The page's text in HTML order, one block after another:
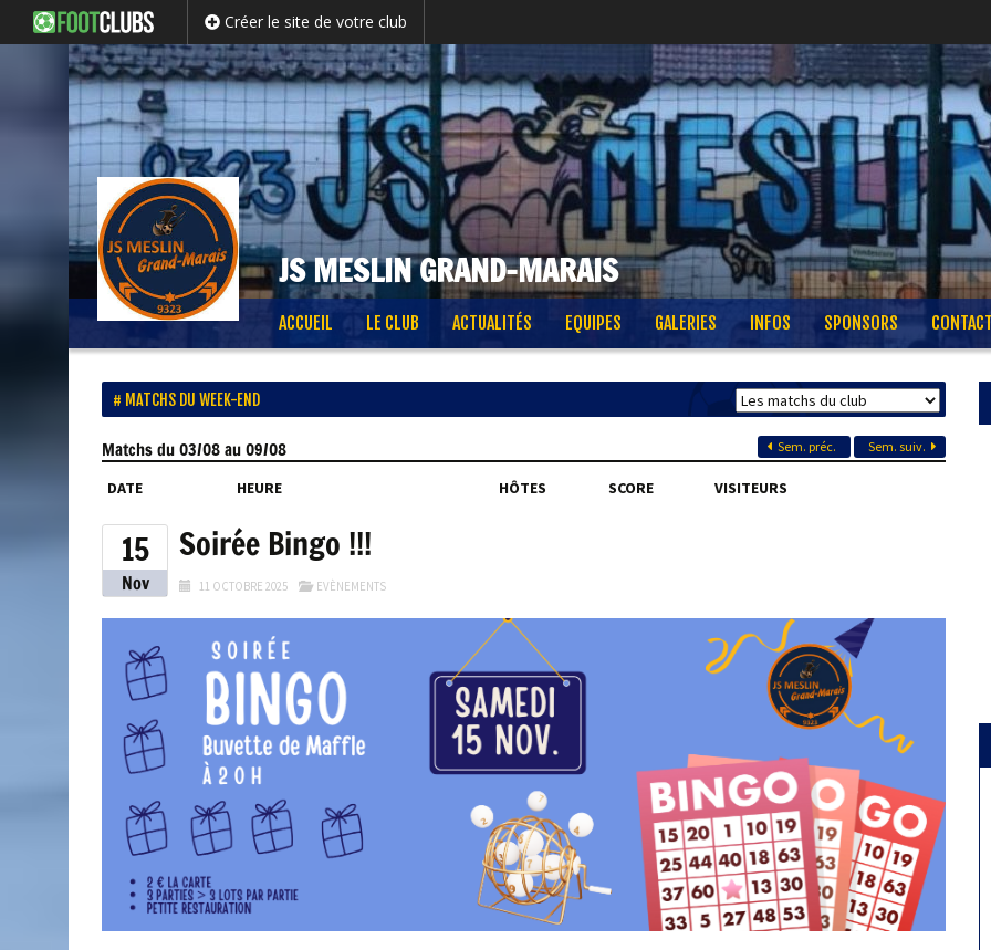
Créer le site de votre club
JS MESLIN GRAND-MARAIS
ACCUEIL LE CLUB ACTUALITÉS EQUIPES GALERIES INFOS SPONSORS CONTACT
MATCHS DU WEEK-END
Matchsdu 03/08 au 09/08 Sem. préc. Sem. suiv.
DATE HEURE HÔTES SCORE VISITEURS
15
Nov
Soirée Bingo !!!
11 OCTOBRE 2025 EVÈNEMENTS